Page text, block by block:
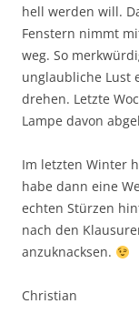
hell werden will.
Fenstern nimmt
weg. So
unglaubliche Lust
drehen. Letzte
Lampe davon
Im letzten Winter
habe dann eine
echten Stürzen
nach den
anzuknacksen.
Christian